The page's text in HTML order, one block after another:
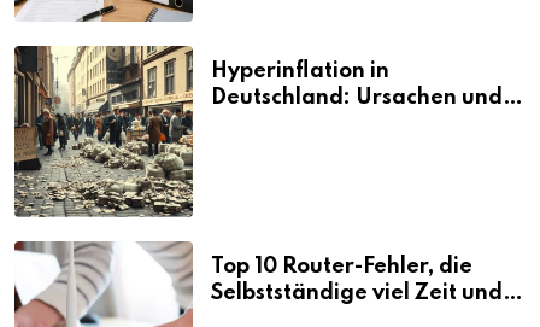
Hyperinflation in
Deutschland: Ursachen und
Top 10 Router-Fehler, die
Selbstständige viel Zeit und